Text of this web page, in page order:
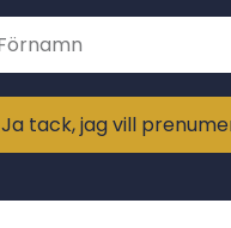
Ja tack, jag vill